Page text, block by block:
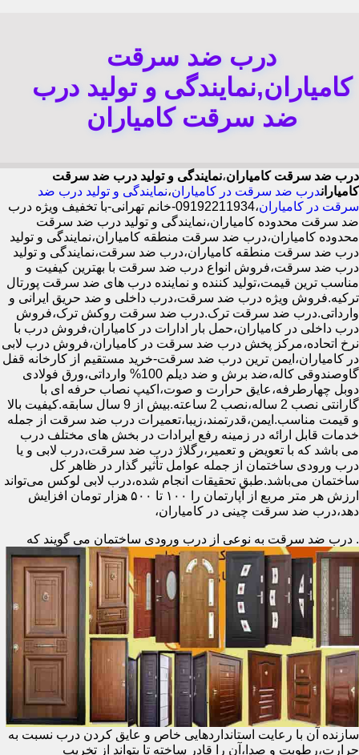
درب ضد سرقت
کامیاران,نمایندگی و تولید درب
ضد سرقت کامیاران
درب ضد سرقت کامیاران،نمایندگی و تولید درب ضد سرقت
کامیاراندرب ضد سرقت در کامیاران،نمایندگی و تولید درب ضد
سرقت در کامیاران
،09192211934-خانم تهرانی-با تخفیف ویژه درب
ضد سرقت محدوده کامیاران،نمایندگی و تولید درب ضد سرقت
محدوده کامیاران،درب ضد سرقت منطقه کامیاران،نمایندگی و تولید
درب ضد سرقت منطقه کامیاران،درب ضد سرقت،نمایندگی و تولید
درب ضد سرقت،فروش انواع درب ضد سرقت با بهترین کیفیت و
مناسب ترین قیمت،تولید کننده و نماینده درب های ضد سرقت پورتال
ترکیه.فروش ویژه درب ضد سرقت،درب داخلی و ضد حریق ایرانی و
وارداتی.درب ضد سرقت ترک.درب ضد سرقت روکش ترک،فروش
درب داخلی در کامیاران،حمل بار ادارات در کامیاران،فروش درب با
نرخ اتحاده،مرکز پخش درب ضد سرقت در کامیاران،فروش درب لابی
در کامیاران،ایمن ترین درب ضد سرقت-خرید مستقیم از کارخانه قفل
گاوصندوقی کاله،ضد برش و ضد دیلم 100% وارداتی،ورق فولادی
دوبل چهارطرفه،عایق حرارت و صوت،اکیپ نصاب حرفه ای با
گارانتی نصب 2 ساله،نصب 2 ساعته.بیش از 9 سال سابقه.کیفیت بالا
و قیمت مناسب.ایمن،قدرتمند،زیبا،تعمیرات درب ضد سرقت از جمله
خدمات قابل ارائه در زمینه رفع ایرادات در بخش های مختلف درب
می باشد که با تعویض و تعمیر،رگلاژ درب ضد سرقت،درب لابی و یا
درب ورودی ساختمان از جمله عوامل تأثیر گذار در ظاهر کل
ساختمان می‌باشد.طبق تحقیقات انجام شده،درب لابی لوکس می‌تواند
ارزش هر متر مربع از آپارتمان را ۱۰۰ تا ۵۰۰ هزار تومان افزایش
دهد،درب ضد سرقت چینی در کامیاران،
. درب ضد سرقت به نوعی از درب ورودی ساختمان می گویند که
سازنده آن با رعایت استانداردهایی خاص و عایق کردن درب نسبت به
حرارت،رطوبت و صدا،آن را قادر ساخته تا بتواند از تخریب